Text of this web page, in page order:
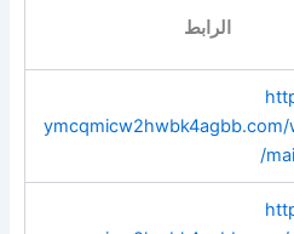
الرابط